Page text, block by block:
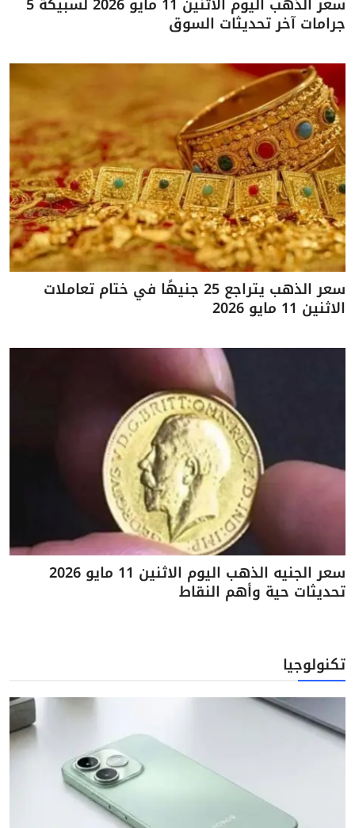
جرامات آخر تحديثات السوق
سعر الذهب يتراجع 25 جنيهًا في ختام تعاملات
الاثنين 11 مايو 2026
سعر الجنيه الذهب اليوم الاثنين 11 مايو 2026
تحديثات حية وأهم النقاط
تكنولوجيا